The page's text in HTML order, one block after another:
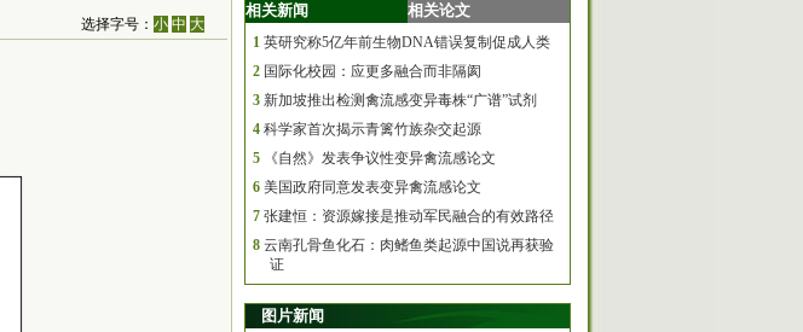
选择字号：小 中 大
相关新闻 相关论文
1 英研究称5亿年前生物DNA错误复制促成人类
2 国际化校园：应更多融合而非隔阂
3 新加坡推出检测禽流感变异毒株“广谱”试剂
4 科学家首次揭示青篱竹族杂交起源
5
《自然》发表争议性变异禽流感论文
6 美国政府同意发表变异禽流感论文
7 张建恒：资源嫁接是推动军民融合的有效路径
8 云南孔骨鱼化石：肉鳍鱼类起源中国说再获验
证
图片新闻